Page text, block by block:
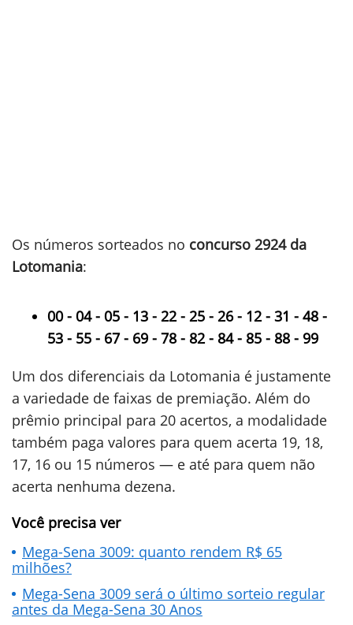
Os números sorteados no concurso 2924 da
Lotomania:
00 - 04 - 05 - 13 - 22 - 25 - 26 - 12 - 31 - 48 -
53 - 55 - 67 - 69 - 78 - 82 - 84 - 85 - 88 - 99
Um dos diferenciais da Lotomania é justamente
a variedade de faixas de premiação. Além do
prêmio principal para 20 acertos, a modalidade
também paga valores para quem acerta 19, 18,
17, 16 ou 15 números — e até para quem não
acerta nenhuma dezena.
Você precisa ver
Mega-Sena 3009: quanto rendem R$ 65
milhões?
Mega-Sena 3009 será o último sorteio regular
antes da Mega-Sena 30 Anos